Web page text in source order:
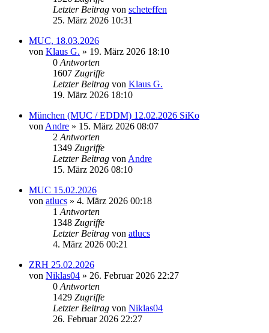
Letzter Beitrag von scheteffen
25. März 2026 10:31
MUC, 18.03.2026
von Klaus G. » 19. März 2026 18:10
0 Antworten
1607 Zugriffe
Letzter Beitrag von Klaus G.
19. März 2026 18:10
München (MUC / EDDM) 12.02.2026 SiKo
von Andre » 15. März 2026 08:07
2 Antworten
1349 Zugriffe
Letzter Beitrag von Andre
15. März 2026 08:10
MUC 15.02.2026
von atlucs » 4. März 2026 00:18
1 Antworten
1348 Zugriffe
Letzter Beitrag von atlucs
4. März 2026 00:21
ZRH 25.02.2026
von Niklas04 » 26. Februar 2026 22:27
0 Antworten
1429 Zugriffe
Letzter Beitrag von Niklas04
26. Februar 2026 22:27